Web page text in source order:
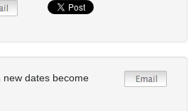
new dates become